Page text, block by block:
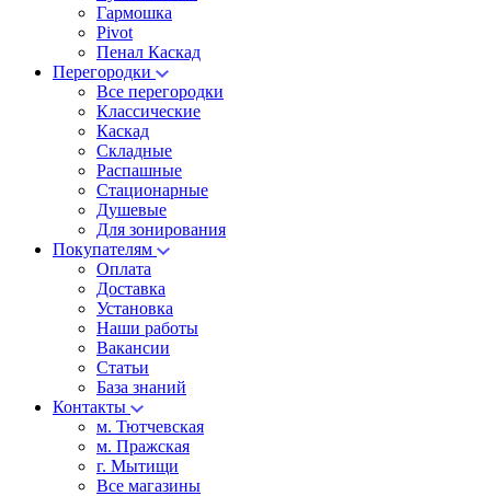
Гармошка
Pivot
Пенал Каскад
Перегородки
Все перегородки
Классические
Каскад
Складные
Распашные
Стационарные
Душевые
Для зонирования
Покупателям
Оплата
Доставка
Установка
Наши работы
Вакансии
Статьи
База знаний
Контакты
м. Тютчевская
м. Пражская
г. Мытищи
Все магазины